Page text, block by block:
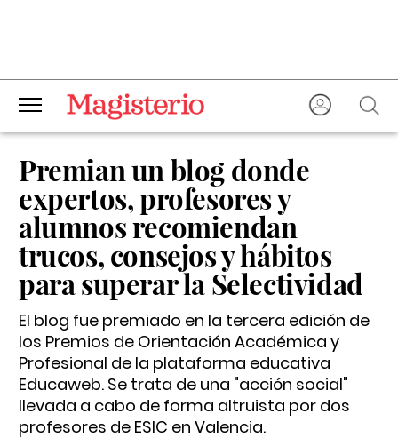
Premian un blog donde
expertos, profesores y
alumnos recomiendan
trucos, consejos y hábitos
para superar la Selectividad
El blog fue premiado en la tercera edición de
los Premios de Orientación Académica y
Profesional de la plataforma educativa
Educaweb. Se trata de una "acción social"
llevada a cabo de forma altruista por dos
profesores de ESIC en Valencia.